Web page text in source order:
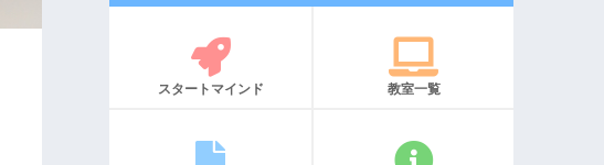
スタートマインド 教室一覧